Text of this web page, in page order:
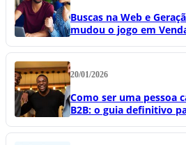
Buscas na Web e
mudou o jogo em
20/01/2026
Como ser uma pessoa
B2B: o guia definitivo